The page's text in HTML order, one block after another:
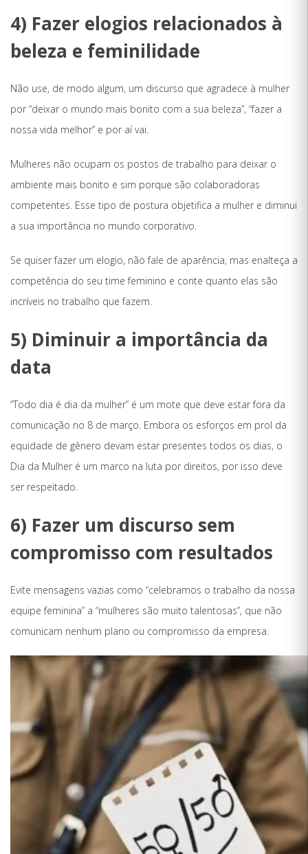
4) Fazer elogios relacionados à
beleza e feminilidade
Não use, de modo algum, um discurso que agradece à mulher
por “deixar o mundo mais bonito com a sua beleza”, “fazer a
nossa vida melhor” e por aí vai.
Mulheres não ocupam os postos de trabalho para deixar o
ambiente mais bonito e sim porque são colaboradoras
competentes. Esse tipo de postura objetifica a mulher e diminui
a sua importância no mundo corporativo.
Se quiser fazer um elogio, não fale de aparência, mas enalteça a
competência do seu time feminino e conte quanto elas são
incríveis no trabalho que fazem.
5) Diminuir a importância da
data
“Todo dia é dia da mulher” é um mote que deve estar fora da
comunicação no 8 de março. Embora os esforços em prol da
equidade de gênero devam estar presentes todos os dias, o
Dia da Mulher é um marco na luta por direitos, por isso deve
ser respeitado.
6) Fazer um discurso sem
compromisso com resultados
Evite mensagens vazias como “celebramos o trabalho da nossa
equipe feminina” a “mulheres são muito talentosas”, que não
comunicam nenhum plano ou compromisso da empresa.